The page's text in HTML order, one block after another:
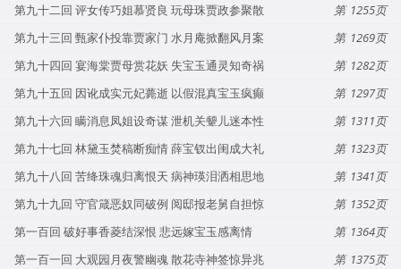
第九十二回 评女传巧姐慕贤良 玩母珠贾政参聚散
1255
第九十三回 甄家仆投靠贾家门 水月庵掀翻风月案
1269
第九十四回 宴海棠贾母赏花妖 失宝玉通灵知奇祸
1282
第九十五回 因讹成实元妃薨逝 以假混真宝玉疯癫
1297
第九十六回 瞒消息凤姐设奇谋 泄机关颦儿迷本性
1311
第九十七回 林黛玉焚稿断痴情 薛宝钗出闺成大礼
1323
第九十八回 苦绛珠魂归离恨天 病神瑛泪洒相思地
1341
第九十九回 守官箴恶奴同破例 阅邸报老舅自担惊
1352
第一百回 破好事香菱结深恨 悲远嫁宝玉感离情
1364
第一百一回 大观园月夜警幽魂 散花寺神签惊异兆
1375